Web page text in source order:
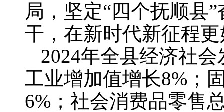
局，坚定“四个抚顺县
干，在新时代新征程
2024年全县经济社
工业增加值增长8%；
6%；社会消费品零售